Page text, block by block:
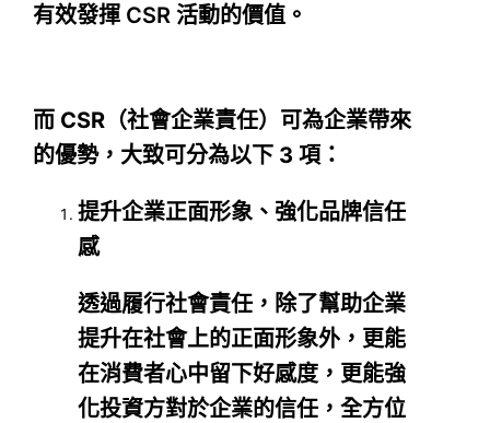
有效發揮 CSR 活動的價值。
而 CSR（社會企業責任）可為企業帶來
的優勢，大致可分為以下 3 項：
提升企業正面形象、強化品牌信任
感
透過履行社會責任，除了幫助企業
提升在社會上的正面形象外，更能
在消費者心中留下好感度，更能強
化投資方對於企業的信任，全方位